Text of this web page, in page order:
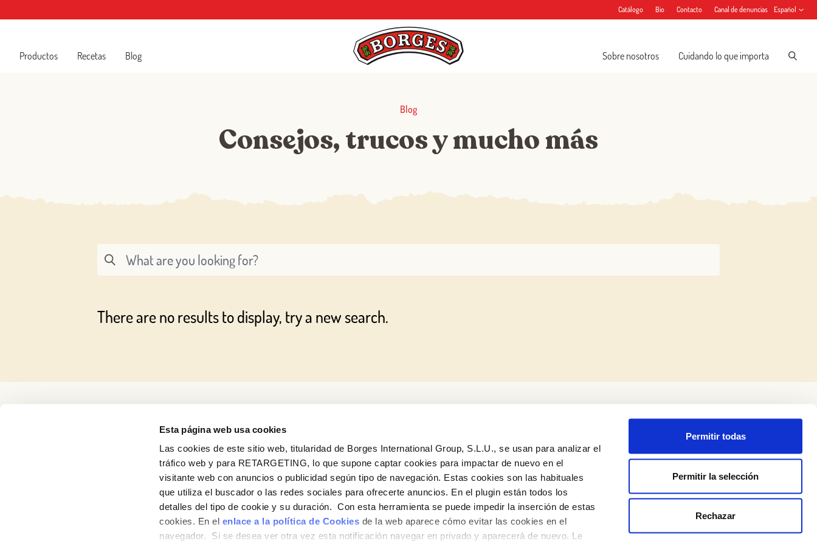
Esta página web usa cookies
Las cookies de este sitio web, titularidad de Borges International Group, S.L.U., se usan para analizar el
tráfico web y para RETARGETING, lo que supone captar cookies para impactar de nuevo en el
visitante web con anuncios o publicidad según tipo de navegación. Estas cookies son las habituales
que utiliza el buscador o las redes sociales para ofrecerte anuncios. En el plugin están todos los
detalles del tipo de cookie y su duración. Con esta herramienta se puede impedir la inserción de estas
cookies. En el enlace a la política de Cookies de la web aparece cómo evitar las cookies en el
navegador. Si se desea ver otra vez esta notificación navegar en privado y aparecerá de nuevo. Le
Permitir todas
Permitir la selección
Rechazar
Catálogo Bio Contacto Canal de denuncias Español
Productos Recetas Blog Sobre nosotros Cuidando lo que importa
Blog
Consejos, trucos y mucho más
There are no results to display, try a new search.
Aviso legal
Política de privacidad
Política de cookies